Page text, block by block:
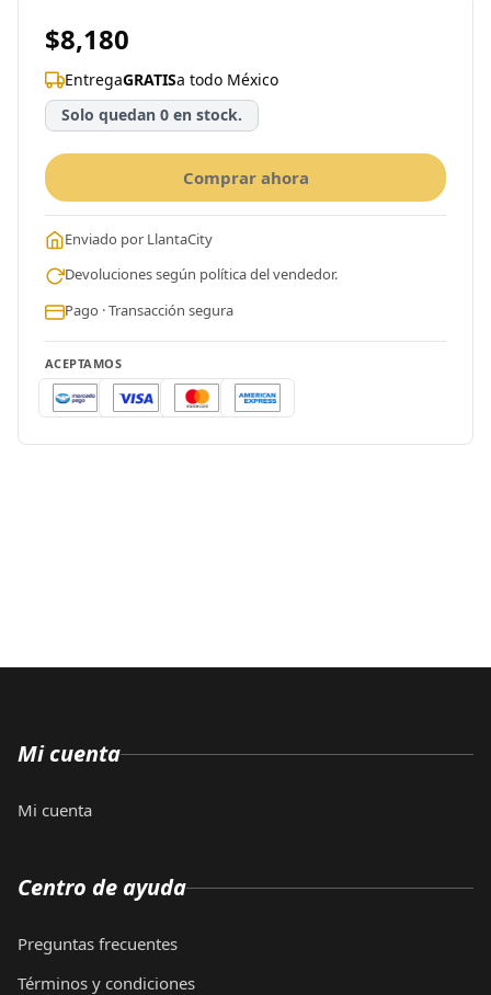
$8,180
EntregaGRATISa todo México
Solo quedan 0 en stock.
Comprar ahora
Enviado por LlantaCity
Devoluciones según política del vendedor.
Pago · Transacción segura
ACEPTAMOS
Mi cuenta
Mi cuenta
Centro de ayuda
Preguntas frecuentes
Términos y condiciones